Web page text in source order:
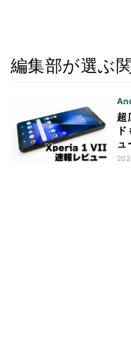
編集部が選ぶ
超
ュ